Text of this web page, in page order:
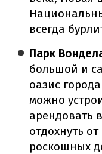
всегда
Парк
большой и
оазис
можно
арендовать
отдохнуть
роскошных